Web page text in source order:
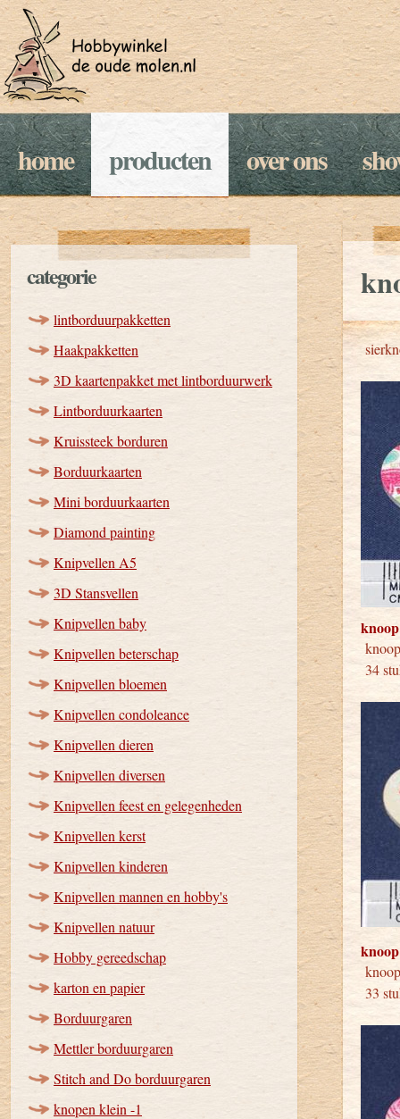
home producten over ons
categorie
lintborduurpakketten
Haakpakketten
3D kaartenpakket met lintborduurwerk
Lintborduurkaarten
Kruissteek borduren
Borduurkaarten
Mini borduurkaarten
Diamond painting
Knipvellen A5
3D Stansvellen
Knipvellen baby
Knipvellen beterschap
Knipvellen bloemen
Knipvellen condoleance
Knipvellen dieren
Knipvellen diversen
Knipvellen feest en gelegenheden
Knipvellen kerst
Knipvellen kinderen
Knipvellen mannen en hobby's
Knipvellen natuur
Hobby gereedschap
karton en papier
Borduurgaren
Mettler borduurgaren
Stitch and Do borduurgaren
knopen klein -1
34
33